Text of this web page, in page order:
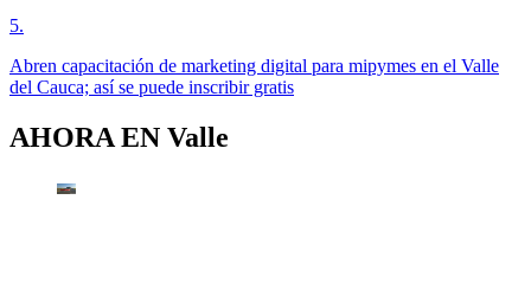
5.
Abren capacitación de marketing digital para mipymes en el Valle
del Cauca; así se puede inscribir gratis
AHORA EN Valle